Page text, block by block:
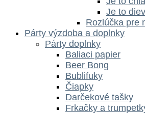
Je to
Rozlúčka pre
Párty výzdoba a doplnky
Párty doplnky
Baliaci papier
Beer Bong
Bublifuky
Čiapky
Darčekové tašky
Frkačky a